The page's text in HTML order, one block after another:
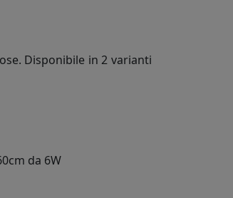
Disponibile in 2 varianti
da 6W